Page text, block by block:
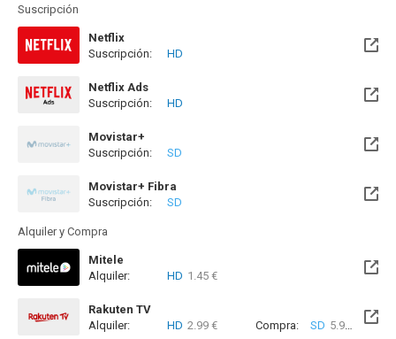
Suscripción
Netflix
Suscripción:
HD
Netflix Ads
Suscripción:
HD
Movistar+
Próximamente. A partir del Jue, 13 Ago 2026 (En 5 días)
Suscripción: SD
Movistar+ Fibra
Próximamente. A partir del Jue, 13 Ago 2026 (En 5 días)
Suscripción: SD
Alquiler y Compra
Mitele
Disponible hasta el Mar, 19 Ene 2038 (Quedan 11 años)
Alquiler: HD 1.45 €
Rakuten TV
Alquiler:
HD 2.99 € Compra: SD 5.99 € HD